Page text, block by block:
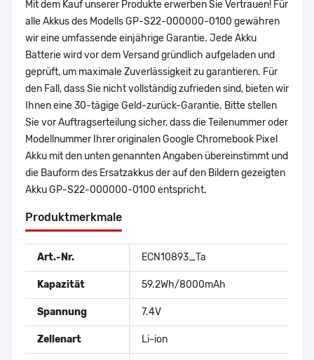
Mit dem Kauf unserer Produkte erwerben Sie Vertrauen! Für
alle Akkus des Modells GP-S22-000000-0100 gewähren
wir eine umfassende einjährige Garantie. Jede Akku
Batterie wird vor dem Versand gründlich aufgeladen und
geprüft, um maximale Zuverlässigkeit zu garantieren. Für
den Fall, dass Sie nicht vollständig zufrieden sind, bieten wir
Ihnen eine 30-tägige Geld-zurück-Garantie. Bitte stellen
Sie vor Auftragserteilung sicher, dass die Teilenummer oder
Modellnummer Ihrer originalen Google Chromebook Pixel
Akku mit den unten genannten Angaben übereinstimmt und
die Bauform des Ersatzakkus der auf den Bildern gezeigten
Akku GP-S22-000000-0100 entspricht.
Produktmerkmale
Art.-Nr. ECN10893_Ta
Kapazität 59.2Wh/8000mAh
Spannung 7.4V
Zellenart Li-ion